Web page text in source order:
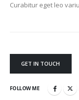
Curabitur eget leo
GET IN TOUCH
FOLLOW ME